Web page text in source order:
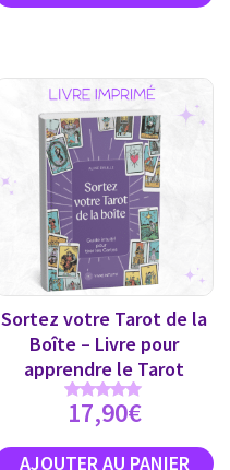
Sortez votre Tarot de la
Boîte – Livre pour
apprendre le Tarot
Note
5.00
17,90€